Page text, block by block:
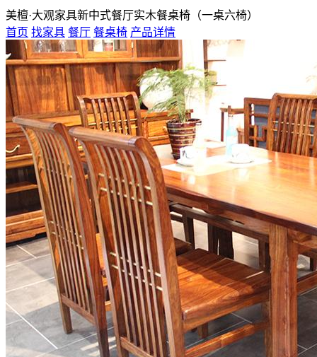
美檀·大观家具新中式餐厅实木餐桌椅（一桌六椅）
首页 找家具 餐厅 餐桌椅 产品详情